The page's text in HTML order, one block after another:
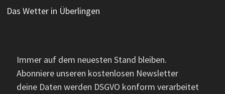
Das Wetter in Überlingen
Immer auf dem neuesten Stand bleiben.
Abonniere unseren kostenlosen Newsletter
deine Daten werden DSGVO konform verarbeitet